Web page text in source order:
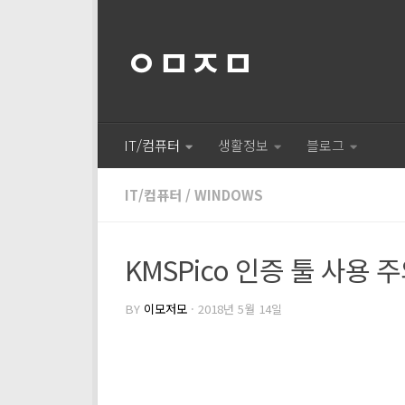
ㅇㅁㅈㅁ
IT/컴퓨터 생활정보 블로그
IT/컴퓨터 / WINDOWS
KMSPico 인증 툴 사용
BY 이모저모 · 2018년 5월 14일